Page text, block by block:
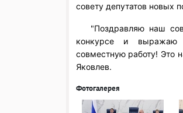
совету депутатов новых
"Поздравляю наш
конкурсе и выражаю
совместную работу! Это
Яковлев.
Фотогалерея